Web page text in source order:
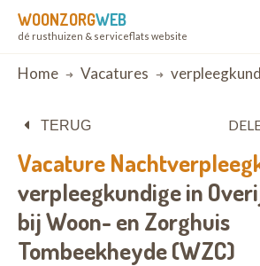
WOONZORGWEB
dé rusthuizen & serviceflats website
Breadcrumb
Home Vacatures
TERUG
Vacature
verpleegkundige in
bijWoon- en Zorghuis
Tombeekheyde (WZC)